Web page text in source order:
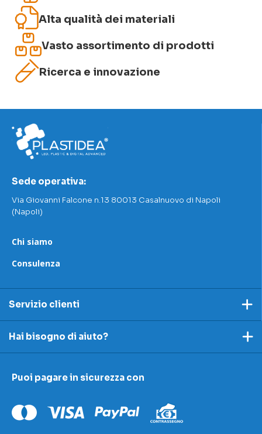
Alta qualità dei materiali
Vasto assortimento di prodotti
Ricerca e innovazione
Sede operativa:
Via Giovanni Falcone n.13 80013 Casalnuovo di Napoli
(Napoli)
Chi siamo
Consulenza
Servizio clienti
Contatti
Hai bisogno di aiuto?
I nostri contatti
Le nostre sedi
Puoi pagare in sicurezza con